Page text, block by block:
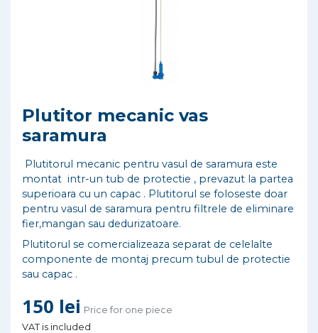
Plutitor mecanic vas
saramura
Plutitorul mecanic pentru vasul de saramura este
montat intr-un tub de protectie , prevazut la partea
superioara cu un capac . Plutitorul se foloseste doar
pentru vasul de saramura pentru filtrele de eliminare
fier,mangan sau dedurizatoare.
Plutitorul se comercializeaza separat de celelalte
componente de montaj precum tubul de protectie
sau capac .
150 lei Price for one piece
VAT is included